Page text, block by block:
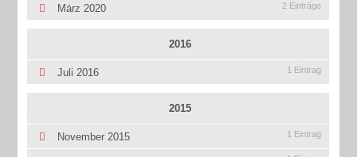
März 2020 2 Einträge
2016
Juli 2016 1 Eintrag
2015
November 2015 1 Eintrag